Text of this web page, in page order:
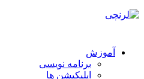
آموزش
برنامه نویسی
اپلیکیشن ها